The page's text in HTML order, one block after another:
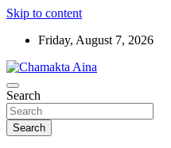
Skip to content
Friday, August 7, 2026
Chamakta Aina
Hindi News Paper – Jharkhand
Search
Search